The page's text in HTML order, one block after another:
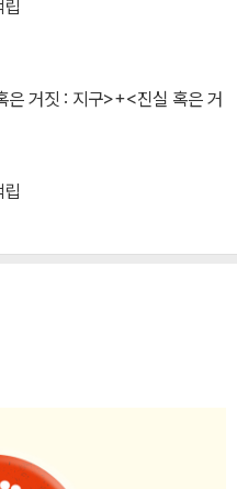
거짓 : 지구>+<진실 혹은 거